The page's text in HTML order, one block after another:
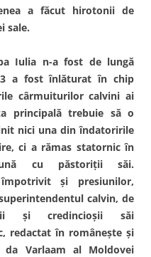
a făcut hirotonii de
sale.
Iulia n-a fost de lungă
a fost înlăturat în chip
cârmuiturilor calvini ai
principală trebuie să o
nici una din îndatoririle
ci a rămas statornic în
cu păstoriţii săi.
şi presiunilor,
calvin, de
şi credincioşii săi
redactat în româneşte şi
Varlaam al Moldovei